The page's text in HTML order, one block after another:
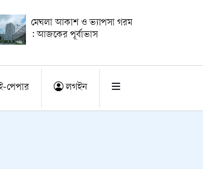
মেঘলা আকাশ ও ভ্যাপসা গরম
: আজকের পূর্বাভাস
পেপার লগইন